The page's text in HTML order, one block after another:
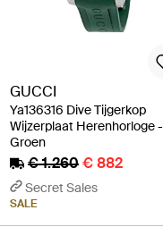
GUCCI
Ya136316 Dive Tijgerkop
Wijzerplaat Herenhorloge -
Groen
€ 1.260€ 882
Secret Sales
SALE